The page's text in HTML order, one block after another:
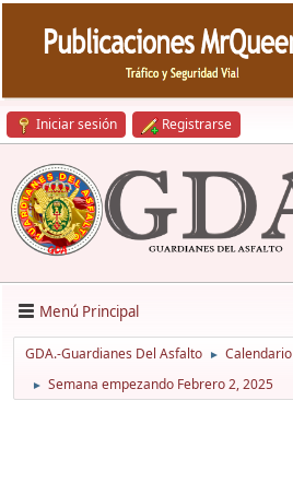
Iniciar sesión Registrarse
Menú Principal
GDA.-Guardianes Del Asfalto ► Calendario
► Semana empezando Febrero 2, 2025